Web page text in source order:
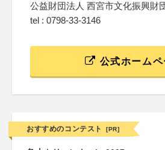
公益財団法人 西宮市文化振興財
tel : 0798-33-3146
公式ホームペ
おすすめのコンテスト [PR]